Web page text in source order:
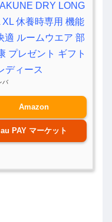
DRY LONG
休養時専用 機能
適 ルームウエア 部
プレゼント ギフト
ディース
バ
Amazon
au PAY マーケット